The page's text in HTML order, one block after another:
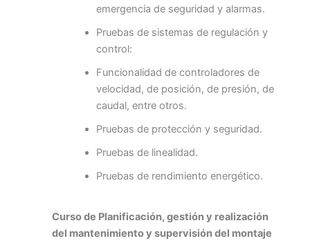
emergencia de seguridad y alarmas.
Pruebas de sistemas de regulación y
control:
Funcionalidad de controladores de
velocidad, de posición, de presión, de
caudal, entre otros.
Pruebas de protección y seguridad.
Pruebas de linealidad.
Pruebas de rendimiento energético.
Curso de Planificación, gestión y realización
del mantenimiento y supervisión del montaje